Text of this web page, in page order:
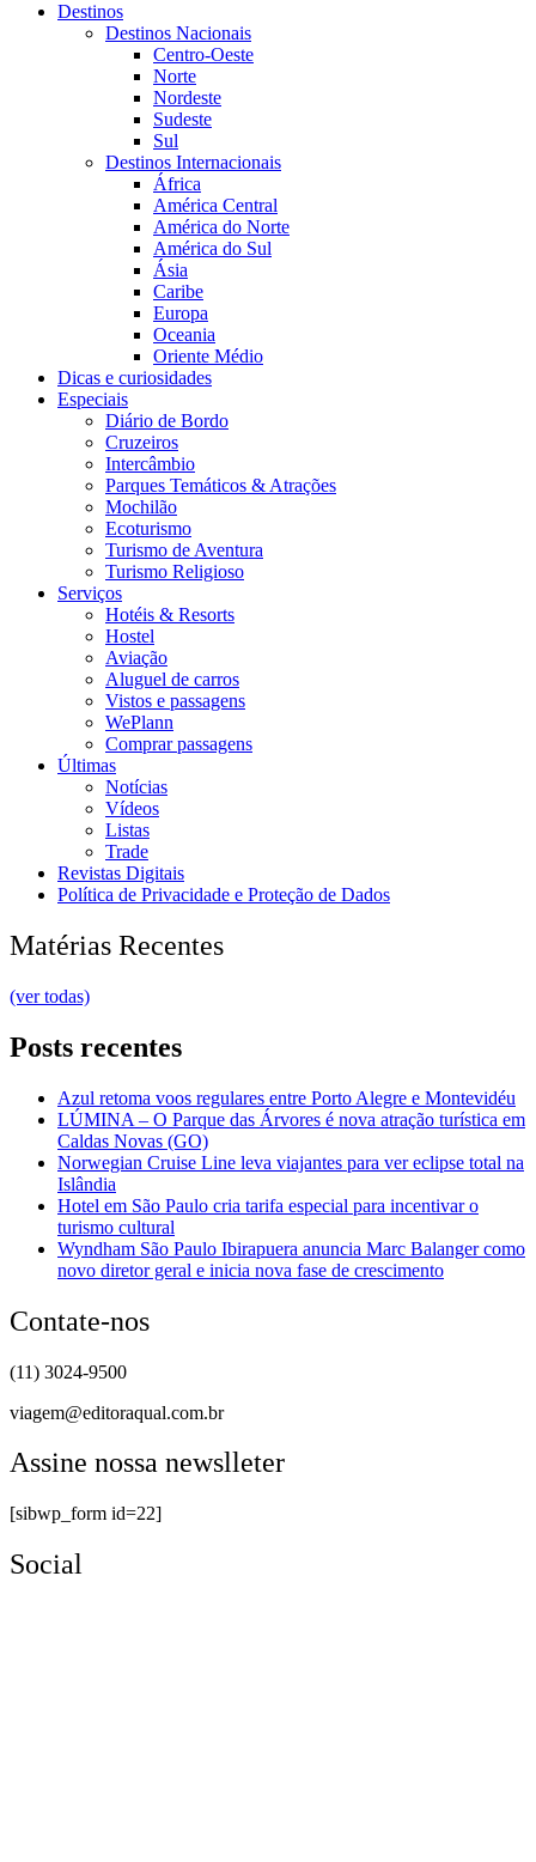
Destinos
Destinos Nacionais
Centro-Oeste
Norte
Nordeste
Sudeste
Sul
Destinos Internacionais
África
América Central
América do Norte
América do Sul
Ásia
Caribe
Europa
Oceania
Oriente Médio
Dicas e curiosidades
Especiais
Diário de Bordo
Cruzeiros
Intercâmbio
Parques Temáticos & Atrações
Mochilão
Ecoturismo
Turismo de Aventura
Turismo Religioso
Serviços
Hotéis & Resorts
Hostel
Aviação
Aluguel de carros
Vistos e passagens
WePlann
Comprar passagens
Últimas
Notícias
Vídeos
Listas
Trade
Revistas Digitais
Política de Privacidade e Proteção de Dados
Matérias Recentes
(ver todas)
Posts recentes
Azul retoma voos regulares entre Porto Alegre e Montevidéu
LÚMINA – O Parque das Árvores é nova atração turística em
Caldas Novas (GO)
Norwegian Cruise Line leva viajantes para ver eclipse total na
Islândia
Hotel em São Paulo cria tarifa especial para incentivar o
turismo cultural
Wyndham São Paulo Ibirapuera anuncia Marc Balanger como
novo diretor geral e inicia nova fase de crescimento
Contate-nos
(11) 3024-9500
viagem@editoraqual.com.br
Assine nossa newslleter
[sibwp_form id=22]
Social